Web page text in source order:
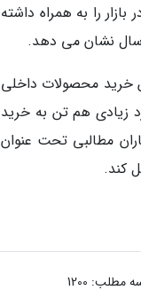
موجود در بازار را به همراه داشته
سال نشان می دهد.
خرید محصولات داخلی
زیادی هم تن به خرید
مطالبی تحت عنوان
کند.
مطلب: 1200